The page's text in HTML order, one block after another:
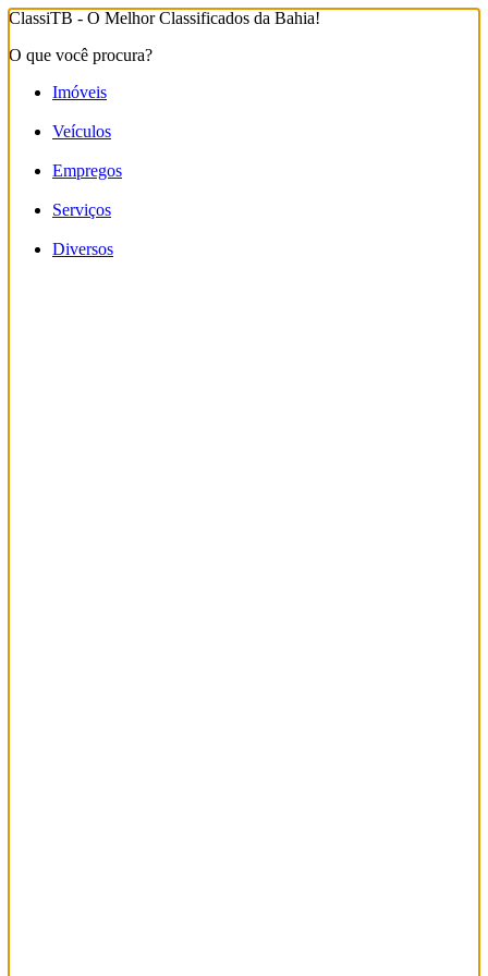
ClassiTB - O Melhor Classificados da Bahia!
O que você procura?
Imóveis
Veículos
Empregos
Serviços
Diversos